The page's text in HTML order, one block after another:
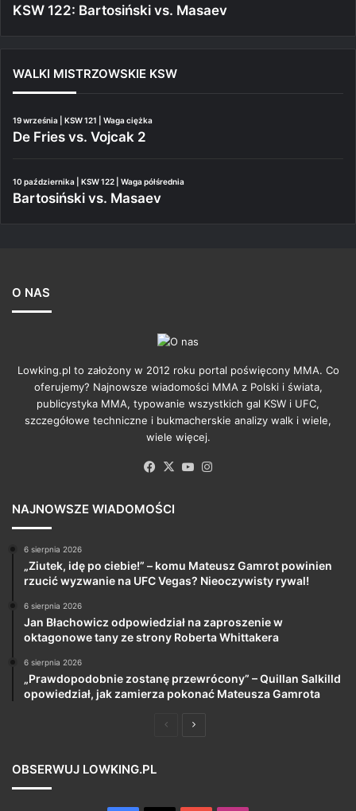
KSW 122: Bartosiński vs. Masaev
WALKI MISTRZOWSKIE KSW
19 września | KSW 121 | Waga ciężka
De Fries vs. Vojcak 2
10 października | KSW 122 | Waga półśrednia
Bartosiński vs. Masaev
O NAS
Lowking.pl to założony w 2012 roku portal poświęcony MMA. Co
oferujemy? Najnowsze wiadomości MMA z Polski i świata,
publicystyka MMA, typowanie wszystkich gal KSW i UFC,
szczegółowe techniczne i bukmacherskie analizy walk i wiele,
wiele więcej.
Facebook
X YouTube
NAJNOWSZE WIADOMOŚCI
6 sierpnia 2026
„Ziutek, idę po ciebie!” – komu Mateusz Gamrot powinien
rzucić wyzwanie na UFC Vegas? Nieoczywisty rywal!
6 sierpnia 2026
Jan Błachowicz odpowiedział na zaproszenie w
oktagonowe tany ze strony Roberta Whittakera
6 sierpnia 2026
„Prawdopodobnie zostanę przewrócony” – Quillan Salkilld
opowiedział, jak zamierza pokonać Mateusza Gamrota
PoprzedniaNastępna
OBSERWUJ LOWKING.PL